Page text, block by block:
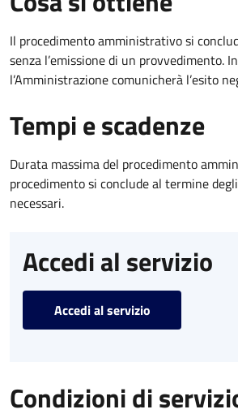
Il procedimento amministrativo si
senza l’emissione di un provvedimento.
l’Amministrazione comunicherà l’esito
Tempi e scadenze
Durata massima del procedimento
procedimento si conclude al termine
necessari.
Accedi al servizio
Accedi al servizio
Condizioni di